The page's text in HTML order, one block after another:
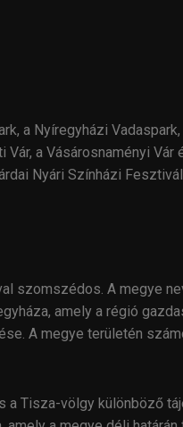
a Nyíregyházi Vadaspark,
a Vásárosnaményi Vár
Nyári Színházi
szomszédos. A megye
amely a régió
A megye területén
a Tisza-völgy különböző